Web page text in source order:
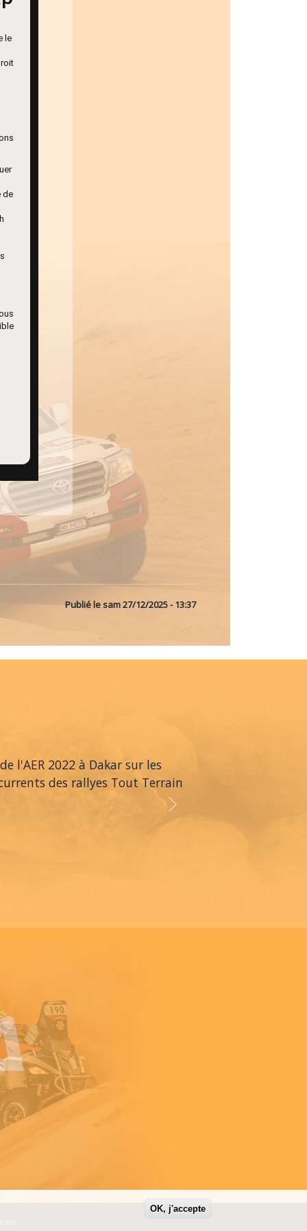
le
de
Publié lesam 27/12/2025 - 13:37
l'AER 2022 à Dakar sur les
des rallyes Tout Terrain
Next
OK, j'accepte